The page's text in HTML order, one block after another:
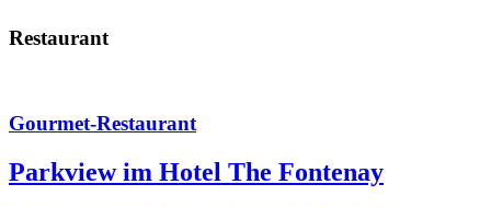
Restaurant
Gourmet-Restaurant
Parkview im Hotel The Fontenay